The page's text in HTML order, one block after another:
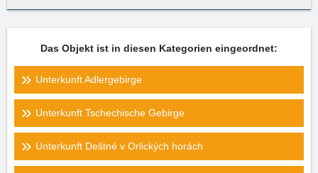
Das Objekt ist in diesen Kategorien eingeordnet:
Unterkunft Adlergebirge
Unterkunft Tschechische Gebirge
Unterkunft Deštné v Orlických horách